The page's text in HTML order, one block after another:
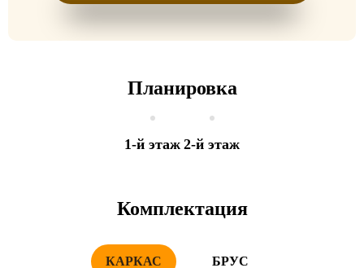
Планировка
1-й этаж 2-й этаж
Комплектация
КАРКАС БРУС